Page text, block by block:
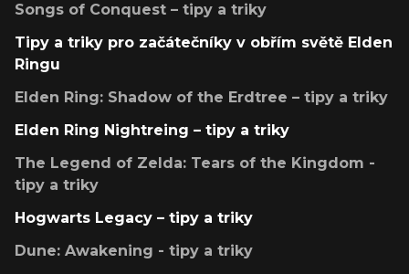
Songs of Conquest – tipy a triky
Tipy a triky pro začátečníky v obřím světě Elden
Ringu
Elden Ring: Shadow of the Erdtree – tipy a triky
Elden Ring Nightreing – tipy a triky
The Legend of Zelda: Tears of the Kingdom -
tipy a triky
Hogwarts Legacy – tipy a triky
Dune: Awakening - tipy a triky